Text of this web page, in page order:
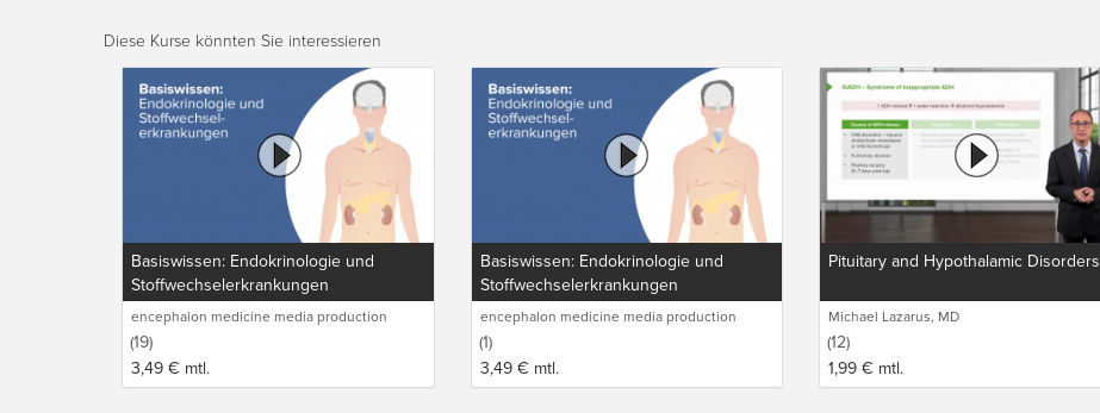
Diese Kurse könnten Sie interessieren
Basiswissen: Endokrinologie und
Stoffwechselerkrankungen
encephalon medicine media production
GmbH
(19)
3,49 € mtl.
Basiswissen: Endokrinologie und
Stoffwechselerkrankungen
encephalon medicine media production
GmbH
(1)
3,49 € mtl.
Pituitary and Hypothalamic Disorders
Michael Lazarus, MD
(12)
1,99 € mtl.